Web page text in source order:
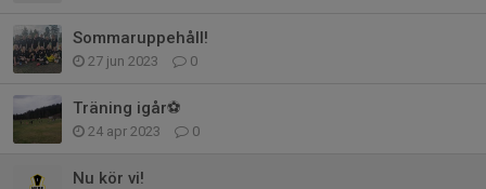
Sommaruppehåll!
27 jun 2023 0
Träning igår⚽️
24 apr 2023 0
Nu kör vi!